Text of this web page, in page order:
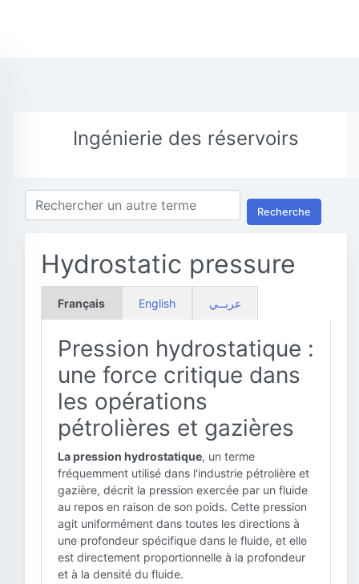
Ingénierie des réservoirs
Recherche
Hydrostatic pressure
Français English عربــي
Pression hydrostatique :
une force critique dans
les opérations
pétrolières et gazières
La pression hydrostatique, un terme
fréquemment utilisé dans l'industrie pétrolière et
gazière, décrit la pression exercée par un fluide
au repos en raison de son poids. Cette pression
agit uniformément dans toutes les directions à
une profondeur spécifique dans le fluide, et elle
est directement proportionnelle à la profondeur
et à la densité du fluide.